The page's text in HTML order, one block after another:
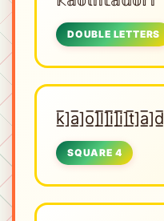
DOUBLE LETTERS
SQUARE 4